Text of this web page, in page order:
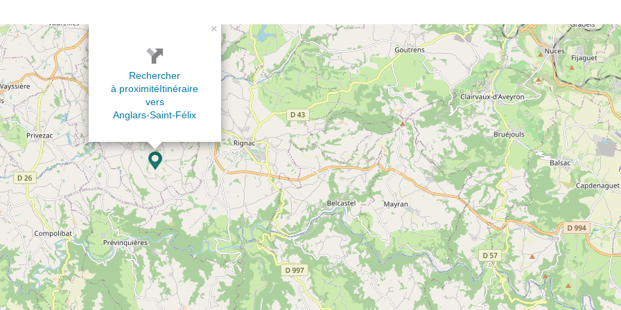
×
Rechercher
à proximitéItinéraire
vers
Anglars-Saint-Félix